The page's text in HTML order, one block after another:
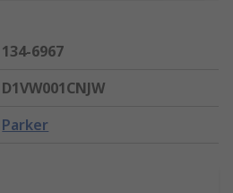
134-6967
D1VW001CNJW
Parker